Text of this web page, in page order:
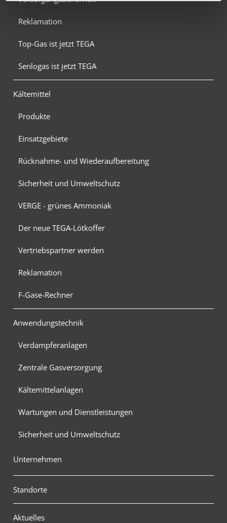
Reklamation
Top-Gas ist jetzt TEGA
Senlogas ist jetzt TEGA
Kältemittel
Produkte
Einsatzgebiete
Rücknahme- und Wiederaufbereitung
Sicherheit und Umweltschutz
VERGE - grünes Ammoniak
Der neue TEGA-Lötkoffer
Vertriebspartner werden
Reklamation
F-Gase-Rechner
Anwendungstechnik
Verdampferanlagen
Zentrale Gasversorgung
Kältemittelanlagen
Wartungen und Dienstleistungen
Sicherheit und Umweltschutz
Unternehmen
Standorte
Aktuelles